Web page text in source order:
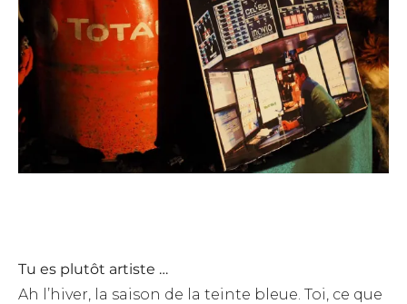
Tu es plutôt artiste …
Ah l’hiver, la saison de la teinte bleue. Toi, ce que